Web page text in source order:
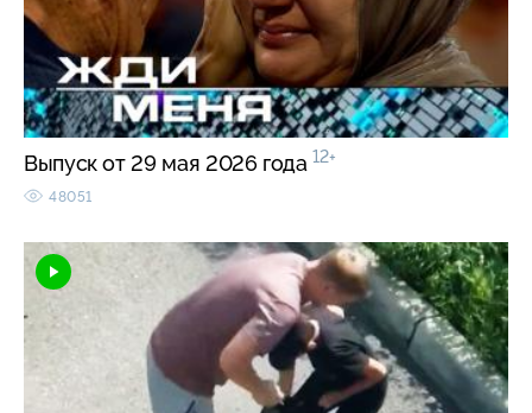
Выпуск от 29 мая 2026 года 12+
48051